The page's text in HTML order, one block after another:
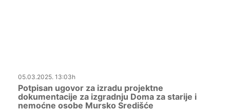
05.03.2025. 13:03h
Potpisan ugovor za izradu projektne
dokumentacije za izgradnju Doma za starije i
nemoćne osobe Mursko Središće